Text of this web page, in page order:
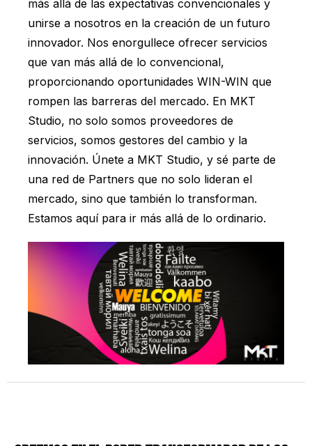
más allá de las expectativas convencionales y
unirse a nosotros en la creación de un futuro
innovador. Nos enorgullece ofrecer servicios
que van más allá de lo convencional,
proporcionando oportunidades WIN-WIN que
rompen las barreras del mercado. En MKT
Studio, no solo somos proveedores de
servicios, somos gestores del cambio y la
innovación. Únete a MKT Studio, y sé parte de
una red de Partners que no solo lideran el
mercado, sino que también lo transforman.
Estamos aquí para ir más allá de lo ordinario.